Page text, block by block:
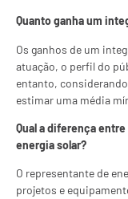
Quanto ganha um
Os ganhos de um
atuação, o perfil do
entanto,
estimar uma média
Qual a diferença
energia solar?
O representante de
projetos e